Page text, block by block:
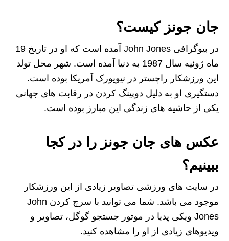
جان جونز کیست؟
در بیوگرافی John Jones آمده است که او در تاریخ 19
ماه ژوئیه سال 1987 به دنیا آمده است. شهر محل تولد
این ورزشکار راچستر در نیویورک آمریکا بوده است.
دستگیری او به دلیل دوپینگ کردن در رقابت های جهانی
یکی از حاشیه های زندگی این مبارز بوده است.
عکس های جان جونز را در کجا
ببینیم؟
در سایت های ورزشی تصاویر زیادی از این ورزشکار
موجود می باشد. شما می توانید با سرچ کردن John
Jones ویکی پدیا در موتور جستجو گوگل، تصاویر و
ویدیوهای زیادی از او را مشاهده کنید.